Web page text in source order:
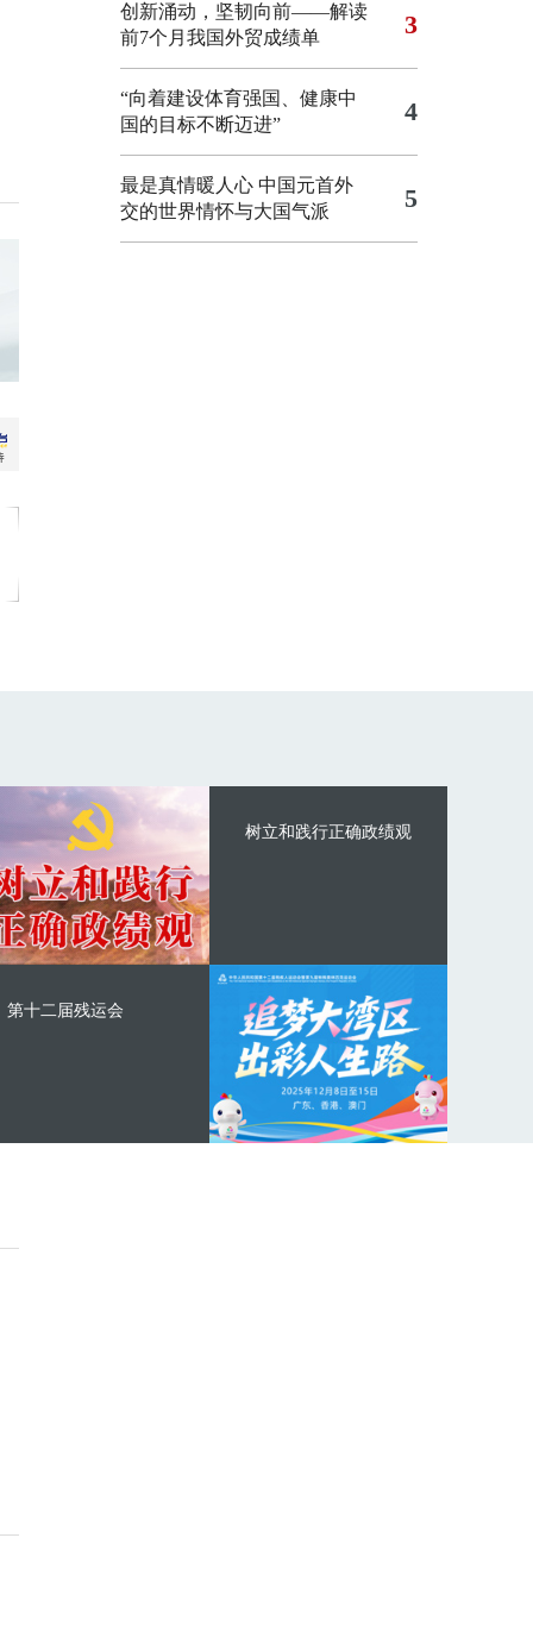
创新涌动，坚韧向前——解读
前7个月我国外贸成绩单
3
“向着建设体育强国、健康中
国的目标不断迈进”
4
最是真情暖人心 中国元首外
交的世界情怀与大国气派
5
树立和践行正确政绩观
第十二届残运会